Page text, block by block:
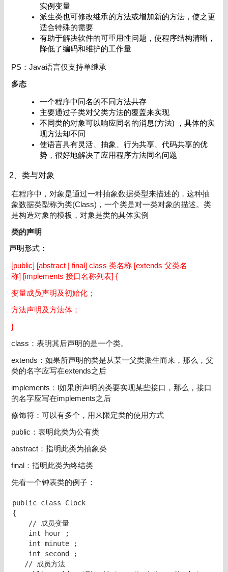
实例变量
派生类也可修改继承的方法或增加新的方法，使之更
适合特殊的需要
有助于解决软件的可重用性问题，使程序结构清晰，
降低了编码和维护的工作量
PS：Java语言仅支持单继承
多态
一个程序中同名的不同方法共存
主要通过子类对父类方法的覆盖来实现
不同类的对象可以响应同名的消息(方法) ，具体的实
现方法却不同
使语言具有灵活、抽象、行为共享、代码共享的优
势，很好地解决了应用程序方法同名问题
2、类与对象
在程序中，对象是通过一种抽象数据类型来描述的，这种抽
象数据类型称为类(Class)，一个类是对一类对象的描述。类
是构造对象的模板，对象是类的具体实例
类的声明
声明形式：
[public] [abstract | final] class 类名称 [extends 父类名
称] [implements 接口名称列表] {
变量成员声明及初始化；
方法声明及方法体；
}
class：表明其后声明的是一个类。
extends：如果所声明的类是从某一父类派生而来，那么，父
类的名字应写在extends之后
implements：l如果所声明的类要实现某些接口，那么，接口
的名字应写在implements之后
修饰符：可以有多个，用来限定类的使用方式
public：表明此类为公有类
abstract：指明此类为抽象类
final：指明此类为终结类
先看一个钟表类的例子：
public class Clock
{
    // 成员变量
    int hour ;
    int minute ;
    int second ;
   // 成员方法